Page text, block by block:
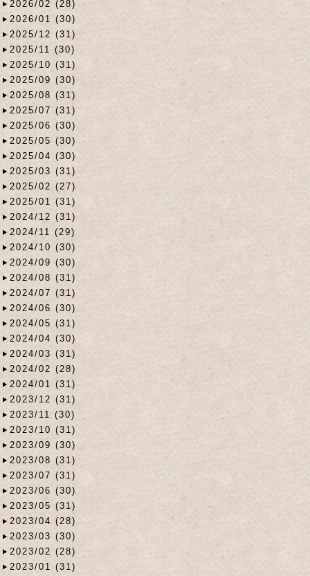
2026/02 (28)
2026/01 (30)
2025/12 (31)
2025/11 (30)
2025/10 (31)
2025/09 (30)
2025/08 (31)
2025/07 (31)
2025/06 (30)
2025/05 (30)
2025/04 (30)
2025/03 (31)
2025/02 (27)
2025/01 (31)
2024/12 (31)
2024/11 (29)
2024/10 (30)
2024/09 (30)
2024/08 (31)
2024/07 (31)
2024/06 (30)
2024/05 (31)
2024/04 (30)
2024/03 (31)
2024/02 (28)
2024/01 (31)
2023/12 (31)
2023/11 (30)
2023/10 (31)
2023/09 (30)
2023/08 (31)
2023/07 (31)
2023/06 (30)
2023/05 (31)
2023/04 (28)
2023/03 (30)
2023/02 (28)
2023/01 (31)